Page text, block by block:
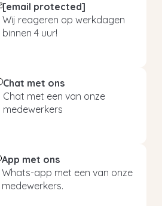
[email protected]
Wij reageren op werkdagen
binnen 4 uur!
Chat met ons
Chat met een van onze
medewerkers
App met ons
Whats-app met een van onze
medewerkers.